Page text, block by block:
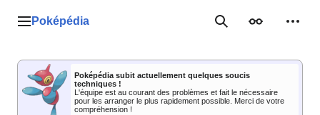
Menu principal
Poképédia RechercherApparence
Poképédia subit actuellement quelques soucis
techniques !
L'équipe est au courant des problèmes et fait le nécessaire
pour les arranger le plus rapidement possible. Merci de votre
compréhension !